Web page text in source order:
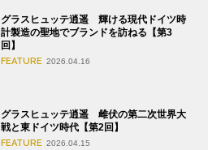
グラスヒュッテ逍遥 輝ける現代ドイツ時
計製造の聖地でブランドを訪ねる【第3
回】
FEATURE 2026.04.16
グラスヒュッテ逍遥 雌伏の第二次世界大
戦と東ドイツ時代【第2回】
FEATURE 2026.04.15